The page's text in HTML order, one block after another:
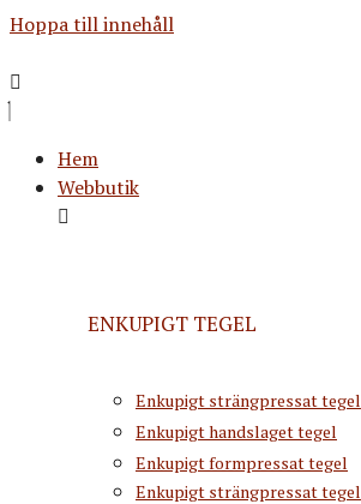
Hoppa till innehåll
Hem
Webbutik
ENKUPIGT TEGEL
Enkupigt strängpressat tegel
Enkupigt handslaget tegel
Enkupigt formpressat tegel
Enkupigt strängpressat tegel